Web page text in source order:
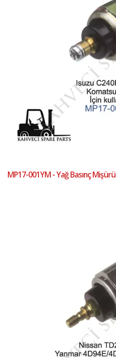
MP17-001YM - Yağ Basınç Mişürü